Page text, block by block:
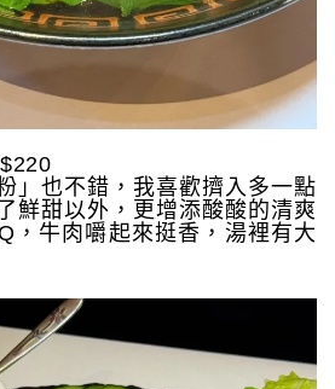
」也不錯，我喜歡擠入多一點
鮮甜以外，更增添酸酸的清爽
，牛肉嚼起來挺香，湯裡有大